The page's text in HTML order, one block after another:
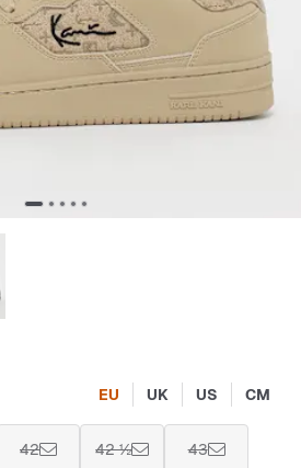
EU UK US CM
42 42 ½ 43